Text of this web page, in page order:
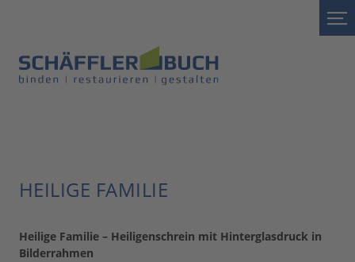
HEILIGE FAMILIE
Heilige Familie – Heiligenschrein mit Hinterglasdruck in
Bilderrahmen